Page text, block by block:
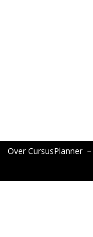
Over CursusPlanner −